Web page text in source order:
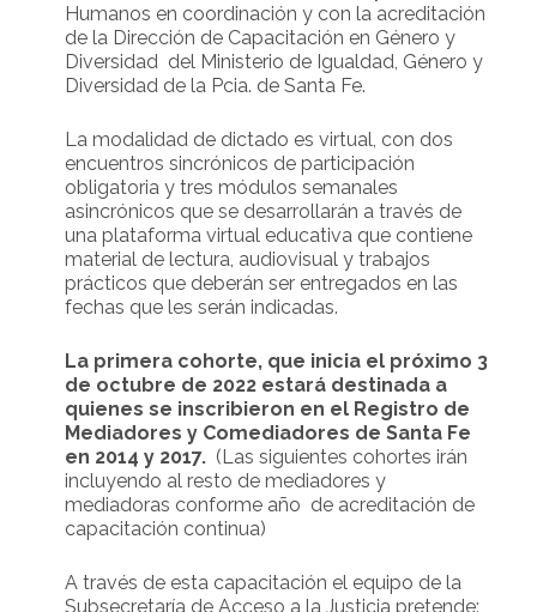
Humanos en coordinación y con la acreditación
de la Dirección de Capacitación en Género y
Diversidad del Ministerio de Igualdad, Género y
Diversidad de la Pcia. de Santa Fe.
La modalidad de dictado es virtual, con dos
encuentros sincrónicos de participación
obligatoria y tres módulos semanales
asincrónicos que se desarrollarán a través de
una plataforma virtual educativa que contiene
material de lectura, audiovisual y trabajos
prácticos que deberán ser entregados en las
fechas que les serán indicadas.
La primera cohorte, que inicia el próximo 3
de octubre de 2022 estará destinada a
quienes se inscribieron en el Registro de
Mediadores y Comediadores de Santa Fe
en 2014 y 2017. (Las siguientes cohortes irán
incluyendo al resto de mediadores y
mediadoras conforme año de acreditación de
capacitación continua)
A través de esta capacitación el equipo de la
Subsecretaría de Acceso a la Justicia pretende: